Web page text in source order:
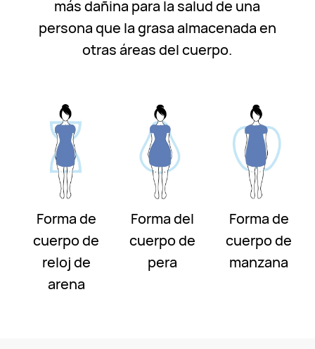
más dañina para la salud de una
persona que la grasa almacenada en
otras áreas del cuerpo.
Forma de
cuerpo de
reloj de
arena
Forma del
cuerpo de
pera
Forma de
cuerpo de
manzana